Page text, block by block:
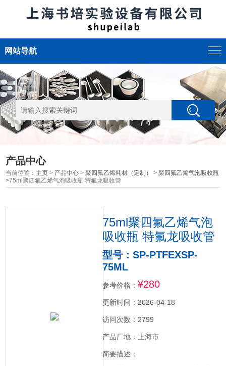
网站导航
产品中心
当前位置： 主页 > 产品中心 >聚四氟乙烯耗材（定制） >聚四氟乙烯气泡吸收瓶
>75ml聚四氟乙烯气泡吸收瓶 特氟龙吸收管
75ml聚四氟乙烯气泡
吸收瓶 特氟龙吸收管
型号：SP-PTFEXSP-
75ML
参考价格： ¥280
更新时间：2026-04-18
访问次数：2799
产品厂地：上海市
简要描述：